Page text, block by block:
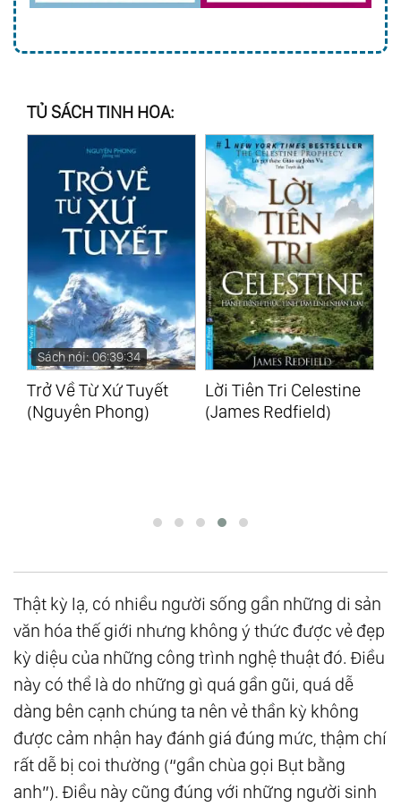
TỦ SÁCH TINH HOA:
Sách nói: 06:39:34
Trở Về Từ Xứ Tuyết
(Nguyên Phong)
Lời Tiên Tri Celestine
(James Redfield)
Thật kỳ lạ, có nhiều người sống gần những di sản
văn hóa thế giới nhưng không ý thức được vẻ đẹp
kỳ diệu của những công trình nghệ thuật đó. Điều
này có thể là do những gì quá gần gũi, quá dễ
dàng bên cạnh chúng ta nên vẻ thần kỳ không
được cảm nhận hay đánh giá đúng mức, thậm chí
rất dễ bị coi thường (“gần chùa gọi Bụt bằng
anh”). Điều này cũng đúng với những người sinh